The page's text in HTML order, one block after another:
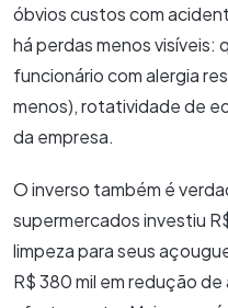
óbvios custos com
há perdas menos visíveis:
funcionário com alergia
menos), rotatividade de
da empresa.
O inverso também é
supermercados investiu
limpeza para seus
R$ 380 mil em redução